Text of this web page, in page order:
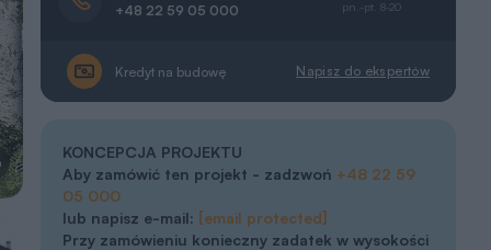
+48 22 59 05 000
pn.-pt. 8-20
Kredyt na budowę Napisz do ekspertów
KONCEPCJA PROJEKTU
Aby zamówić ten projekt - zadzwoń +48 22 59
05 000
lub napisz e-mail: [email protected]
Przy zamówieniu konieczny zadatek w wysokości